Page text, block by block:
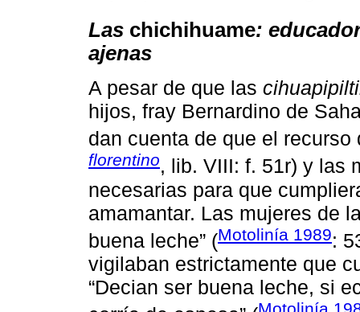
Las chichihuame:
ajenas
A pesar de que las
hijos, fray Bernardino de
dan cuenta de que el
florentino, lib. VIII: f. 51r) y las
necesarias para que
amamantar. Las mujeres de
buena leche” (Motolinía 1989:
vigilaban estrictamente que
“Decian ser buena leche, si